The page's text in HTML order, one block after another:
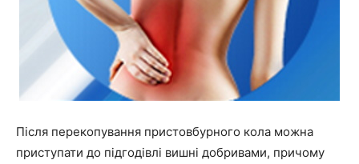
Після перекопування пристовбурного кола можна
приступати до підгодівлі вишні добривами, причому